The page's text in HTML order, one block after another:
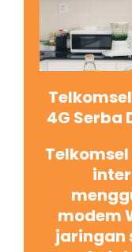
4G Serba
modem
jaringan